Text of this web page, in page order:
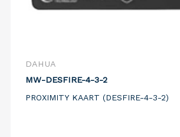
DAHUA
MW-DESFIRE-4-3-2
PROXIMITY KAART (DESFIRE-4-3-2)